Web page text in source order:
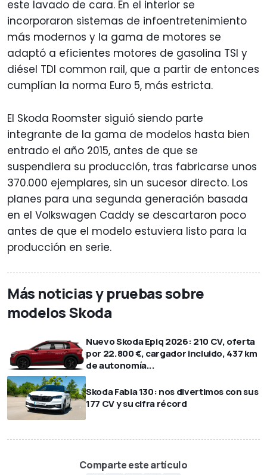
este lavado de cara. En el interior se
incorporaron sistemas de infoentretenimiento
más modernos y la gama de motores se
adaptó a eficientes motores de gasolina TSI y
diésel TDI common rail, que a partir de entonces
cumplían la norma Euro 5, más estricta.
El Skoda Roomster siguió siendo parte
integrante de la gama de modelos hasta bien
entrado el año 2015, antes de que se
suspendiera su producción, tras fabricarse unos
370.000 ejemplares, sin un sucesor directo. Los
planes para una segunda generación basada
en el Volkswagen Caddy se descartaron poco
antes de que el modelo estuviera listo para la
producción en serie.
Más noticias y pruebas sobre
modelos Skoda
Nuevo Skoda Epiq 2026: 210 CV, oferta
por 22.800 €, cargador incluido, 437 km
de autonomía...
Skoda Fabia 130: nos divertimos con sus
177 CV y su cifra récord
Comparte este artículo